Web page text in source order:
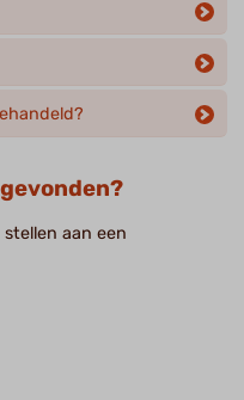
aan een